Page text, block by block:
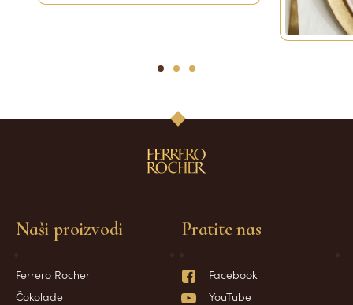
1 2 3
Naši proizvodi
Ferrero Rocher
Čokolade
Pratite nas
Facebook
YouTube